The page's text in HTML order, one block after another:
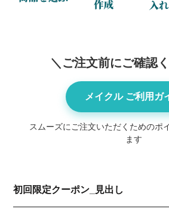
＼ご注文前にご確認
メイクル ご利用ガ
スムーズにご注文いただくためのポ
ます
初回限定クーポン_見出し